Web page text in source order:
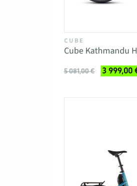
CUBE
Cube Kathmandu
5 081,00 € 3 999,00